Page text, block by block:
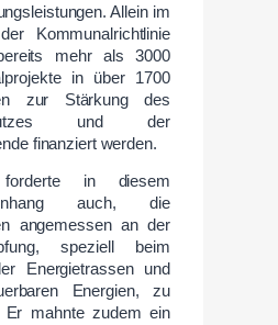
Allein im
Kommunalrichtlinie
mehr als 3000
in über 1700
zur Stärkung des
und der
finanziert werden.
forderte in diesem
auch, die
angemessen an der
speziell beim
Energietrassen und
Energien, zu
Er mahnte zudem ein